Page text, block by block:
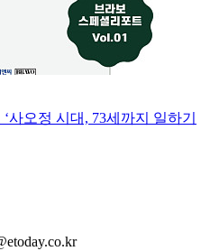
사오정 시대, 73세까지 일하기